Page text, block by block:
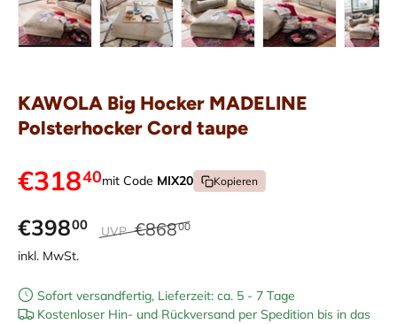
Bild 1 in Galerieansicht laden
Bild 2 in Galerieansicht laden
Bild 3 in Galerieansicht laden
Bild 4 in Bild 5
KAWOLA Big Hocker MADELINE
Polsterhocker Cord taupe
€31840mit Code MIX20 Kopieren
€39800 UVP €86800
inkl. MwSt.
Sofort versandfertig, Lieferzeit: ca. 5 - 7 Tage
Kostenloser Hin- und Rückversand per Spedition bis in das